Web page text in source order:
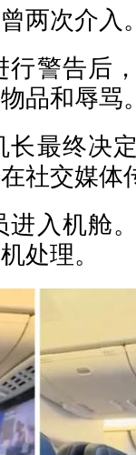
两次介入
警告后
品和辱骂
最终决
社交媒体
入机舱
处理。